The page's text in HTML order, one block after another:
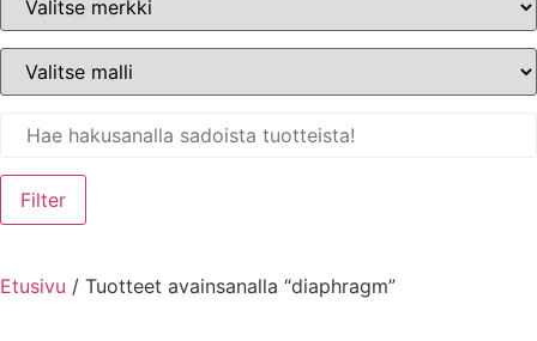
Filter
Etusivu / Tuotteet avainsanalla “diaphragm”